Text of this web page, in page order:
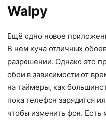
Walpy
Ещё одно новое
В нем куча отличных
разрешении. Однако это
обои в зависимости от
на таймеры, как
пока телефон зарядится
чтобы изменить фон. Есть